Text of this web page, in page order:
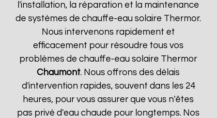
l'installation, la réparation et la maintenance
de systèmes de chauffe-eau solaire Thermor.
Nous intervenons rapidement et
efficacement pour résoudre tous vos
problèmes de chauffe-eau solaire Thermor
Chaumont. Nous offrons des délais
d'intervention rapides, souvent dans les 24
heures, pour vous assurer que vous n'êtes
pas privé d'eau chaude pour longtemps. Nos